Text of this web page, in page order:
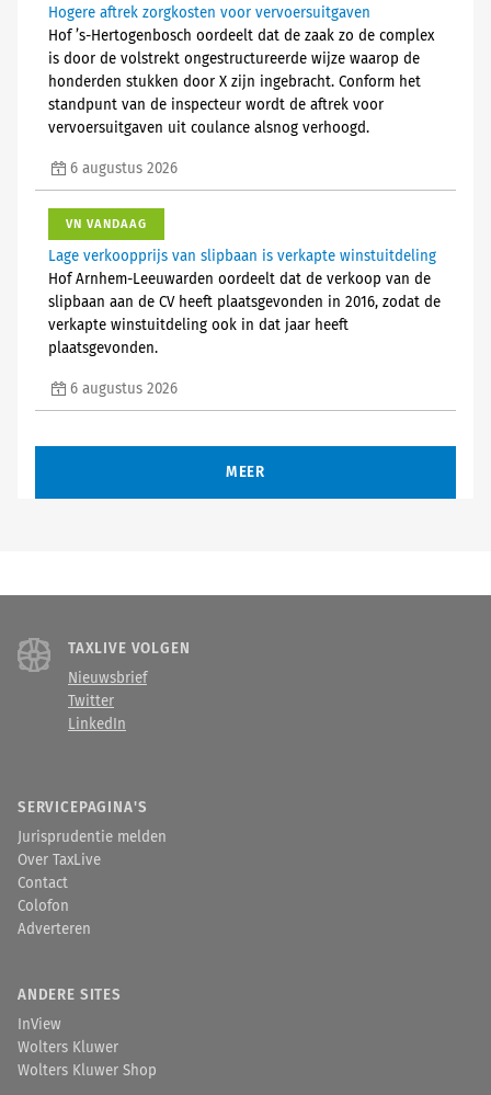
Hogere aftrek zorgkosten voor vervoersuitgaven
Hof ’s-Hertogenbosch oordeelt dat de zaak zo de complex
is door de volstrekt ongestructureerde wijze waarop de
honderden stukken door X zijn ingebracht. Conform het
standpunt van de inspecteur wordt de aftrek voor
vervoersuitgaven uit coulance alsnog verhoogd.
6 augustus 2026
VN VANDAAG
Lage verkoopprijs van slipbaan is verkapte winstuitdeling
Hof Arnhem-Leeuwarden oordeelt dat de verkoop van de
slipbaan aan de CV heeft plaatsgevonden in 2016, zodat de
verkapte winstuitdeling ook in dat jaar heeft
plaatsgevonden.
6 augustus 2026
MEER
TAXLIVE VOLGEN
Nieuwsbrief
Twitter
LinkedIn
SERVICEPAGINA'S
Jurisprudentie melden
Over TaxLive
Contact
Colofon
Adverteren
ANDERE SITES
InView
Wolters Kluwer
Wolters Kluwer Shop